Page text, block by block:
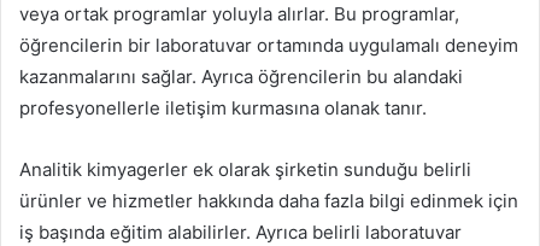
veya ortak programlar yoluyla alırlar. Bu programlar,
öğrencilerin bir laboratuvar ortamında uygulamalı deneyim
kazanmalarını sağlar. Ayrıca öğrencilerin bu alandaki
profesyonellerle iletişim kurmasına olanak tanır.
Analitik kimyagerler ek olarak şirketin sunduğu belirli
ürünler ve hizmetler hakkında daha fazla bilgi edinmek için
iş başında eğitim alabilirler. Ayrıca belirli laboratuvar